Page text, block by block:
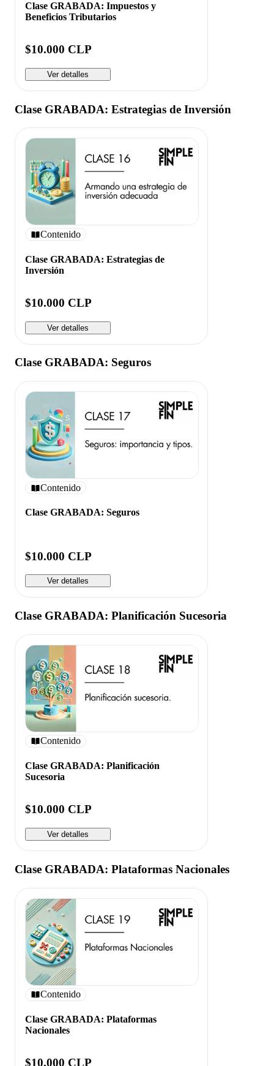
Clase GRABADA: Impuestos y
Beneficios Tributarios
$10.000 CLP
Ver detalles
Clase GRABADA: Estrategias de Inversión
Contenido
Clase GRABADA: Estrategias de
Inversión
$10.000 CLP
Ver detalles
Clase GRABADA: Seguros
Contenido
Clase GRABADA: Seguros
$10.000 CLP
Ver detalles
Clase GRABADA: Planificación Sucesoria
Contenido
Clase GRABADA: Planificación
Sucesoria
$10.000 CLP
Ver detalles
Clase GRABADA: Plataformas Nacionales
Contenido
Clase GRABADA: Plataformas
Nacionales
$10.000 CLP